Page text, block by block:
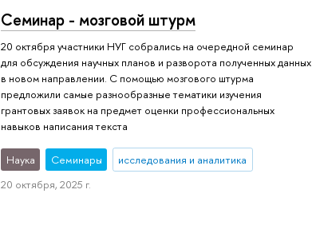
Семинар - мозговой штурм
20 октября участники НУГ собрались на очередной семинар
для обсуждения научных планов и разворота полученных данных
в новом направлении. С помощью мозгового штурма
предложили самые разнообразные тематики изучения
грантовых заявок на предмет оценки профессиональных
навыков написания текста
Наука Семинары
исследования и аналитика
20 октября, 2025 г.